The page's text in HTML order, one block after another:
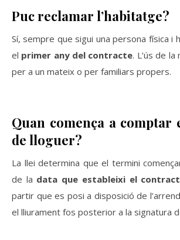
Puc reclamar l’habitatge?
Sí, sempre que sigui una persona física i
el primer any del contracte. L’ús de
per a un mateix o per familiars propers.
Quan comença a comptar
de lloguer?
La llei determina que el termini
de la data que estableixi el
partir que es posi a disposició de
el lliurament fos posterior a la signatura